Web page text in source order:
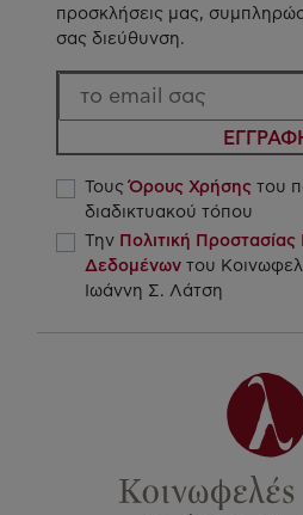
προσκλήσεις μας,
σας διεύθυνση.
ΤουςΌρους Χρήσης του
διαδικτυακού τόπου
Την Πολιτική
Δεδομένων του
Ιωάννη Σ. Λάτση